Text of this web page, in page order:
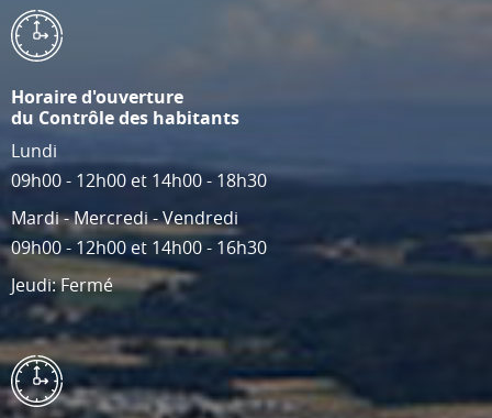
Horaire d'ouverture
du Contrôle des habitants
Lundi
09h00 - 12h00 et 14h00 - 18h30
Mardi - Mercredi - Vendredi
09h00 - 12h00 et 14h00 - 16h30
Jeudi: Fermé